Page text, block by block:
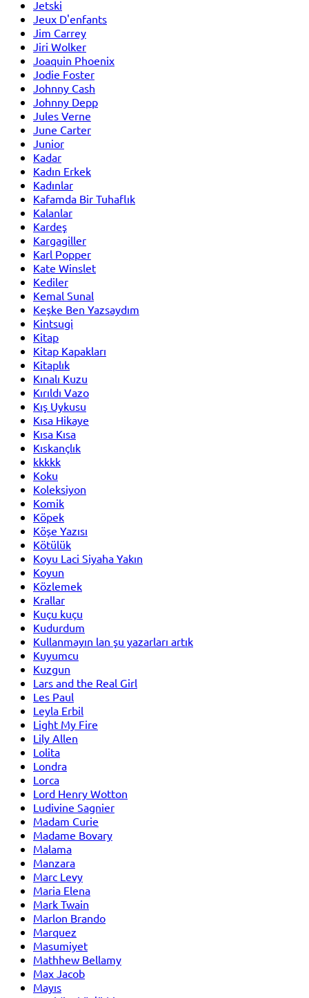
Jetski
Jeux D'enfants
Jim Carrey
Jiri Wolker
Joaquin Phoenix
Jodie Foster
Johnny Cash
Johnny Depp
Jules Verne
June Carter
Junior
Kadar
Kadın Erkek
Kadınlar
Kafamda Bir Tuhaflık
Kalanlar
Kardeş
Kargagiller
Karl Popper
Kate Winslet
Kediler
Kemal Sunal
Keşke Ben Yazsaydım
Kintsugi
Kitap
Kitap Kapakları
Kitaplık
Kınalı Kuzu
Kırıldı Vazo
Kış Uykusu
Kısa Hikaye
Kısa Kısa
Kıskançlık
kkkkk
Koku
Koleksiyon
Komik
Köpek
Köşe Yazısı
Kötülük
Koyu Laci Siyaha Yakın
Koyun
Közlemek
Krallar
Kuçu kuçu
Kudurdum
Kullanmayın lan şu yazarları artık
Kuyumcu
Kuzgun
Lars and the Real Girl
Les Paul
Leyla Erbil
Light My Fire
Lily Allen
Lolita
Londra
Lorca
Lord Henry Wotton
Ludivine Sagnier
Madam Curie
Madame Bovary
Malama
Manzara
Marc Levy
Maria Elena
Mark Twain
Marlon Brando
Marquez
Masumiyet
Mathhew Bellamy
Max Jacob
Mayıs